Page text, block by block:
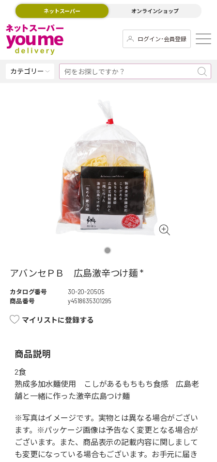
ネットスーパー オンラインショップ
ログイン･会員登録
カテゴリー
アバンセＰＢ 広島激辛つけ麺 *
カタログ番号
30-20-20505
商品番号
y4518635301295
マイリストに登録する
商品説明
2食
熟成多加水麺使用 こしがあるもちもち食感 広島老
舗と一緒に作った激辛広島つけ麺
※写真はイメージです。実物とは異なる場合がござい
ます。※パッケージ画像は予告なく変更となる場合が
ございます。また、商品表示の記載内容に関しまして
も変更になっている場合もございます。お手元に届き